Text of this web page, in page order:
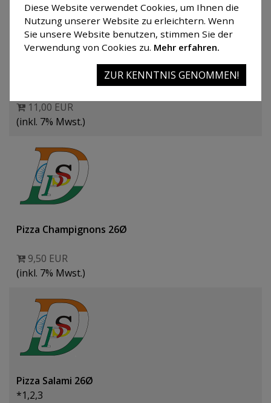
Diese Website verwendet Cookies, um Ihnen die
Nutzung unserer Website zu erleichtern. Wenn
Sie unsere Website benutzen, stimmen Sie der
Verwendung von Cookies zu. Mehr erfahren.
ZUR KENNTNIS GENOMMEN!
Pasta Napoli mit Rigatonis
Tomatensoße mit Parmesan
11,00 EUR
(inkl. 7% Mwst.)
Pizza Champignons 26Ø
9,50 EUR
(inkl. 7% Mwst.)
Pizza Salami 26Ø
*1,2,3